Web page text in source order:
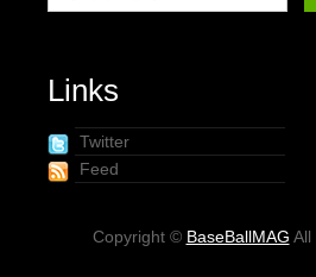
Links
Twitter
Feed
Copyright © BaseBallMAG All